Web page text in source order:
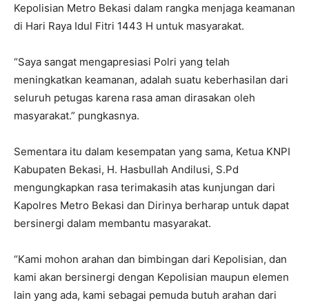
Kepolisian Metro Bekasi dalam rangka menjaga keamanan
di Hari Raya Idul Fitri 1443 H untuk masyarakat.
“Saya sangat mengapresiasi Polri yang telah
meningkatkan keamanan, adalah suatu keberhasilan dari
seluruh petugas karena rasa aman dirasakan oleh
masyarakat.” pungkasnya.
Sementara itu dalam kesempatan yang sama, Ketua KNPI
Kabupaten Bekasi, H. Hasbullah Andilusi, S.Pd
mengungkapkan rasa terimakasih atas kunjungan dari
Kapolres Metro Bekasi dan Dirinya berharap untuk dapat
bersinergi dalam membantu masyarakat.
“Kami mohon arahan dan bimbingan dari Kepolisian, dan
kami akan bersinergi dengan Kepolisian maupun elemen
lain yang ada, kami sebagai pemuda butuh arahan dari